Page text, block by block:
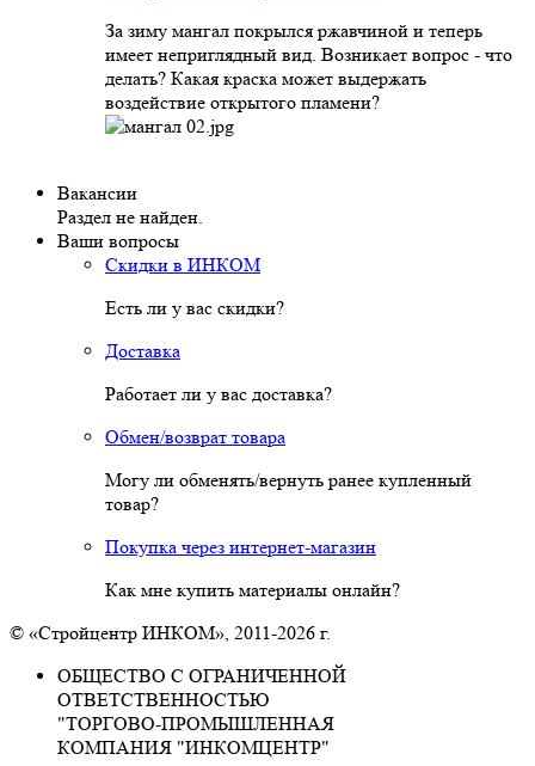
За зиму мангал покрылся ржавчиной и теперь
имеет неприглядный вид. Возникает вопрос - что
делать? Какая краска может выдержать
воздействие открытого пламени?
Вакансии
Раздел не найден.
Ваши вопросы
Скидки в ИНКОМ
Есть ли у вас скидки?
Доставка
Работает ли у вас доставка?
Обмен/возврат товара
Могу ли обменять/вернуть ранее купленный
товар?
Покупка через интернет-магазин
Как мне купить материалы онлайн?
© «Стройцентр ИНКОМ», 2011-2026 г.
ОБЩЕСТВО С ОГРАНИЧЕННОЙ
ОТВЕТСТВЕННОСТЬЮ
"ТОРГОВО-ПРОМЫШЛЕННАЯ
КОМПАНИЯ "ИНКОМЦЕНТР"